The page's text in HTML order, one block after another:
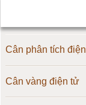
Cân phân tích
Cân vàng điện tử